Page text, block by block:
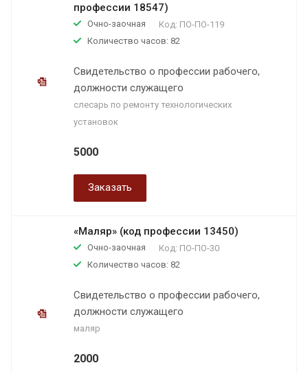
профессии 18547)
Очно-заочная Код: ПО-ПО-119
Количество часов: 82
Свидетельство о профессии рабочего,
должности служащего
слесарь по ремонту технологических
установок
5000
Заказать
«Маляр» (код профессии 13450)
Очно-заочная Код: ПО-ПО-30
Количество часов: 82
Свидетельство о профессии рабочего,
должности служащего
маляр
2000